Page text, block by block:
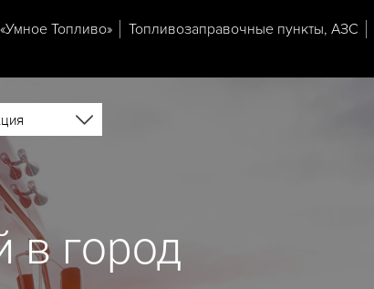
Топливо» Топливозаправочные пункты, АЗС
в город